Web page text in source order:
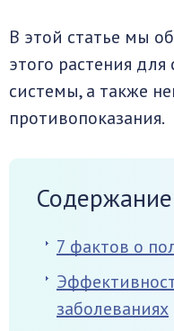
В этой статье мы
этого растения
системы, а также
противопоказания.
Содержание
7 фактов о
заболеваниях